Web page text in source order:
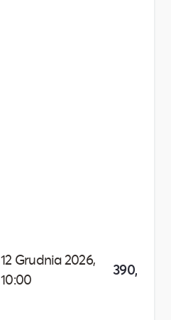
12 Grudnia 2026,
10:00
390,00 zł